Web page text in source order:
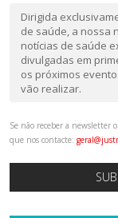
Dirigida
de saúde, a nossa
notícias de saúde
divulgadas em
os próximos
vão realizar.
Se não receber a newsletter
que nos contacte: